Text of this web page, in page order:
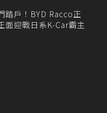
踏戶！BYD Racco正
迎戰日系K-Car霸主